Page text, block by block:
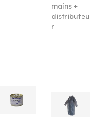
mains +
distributeu
r